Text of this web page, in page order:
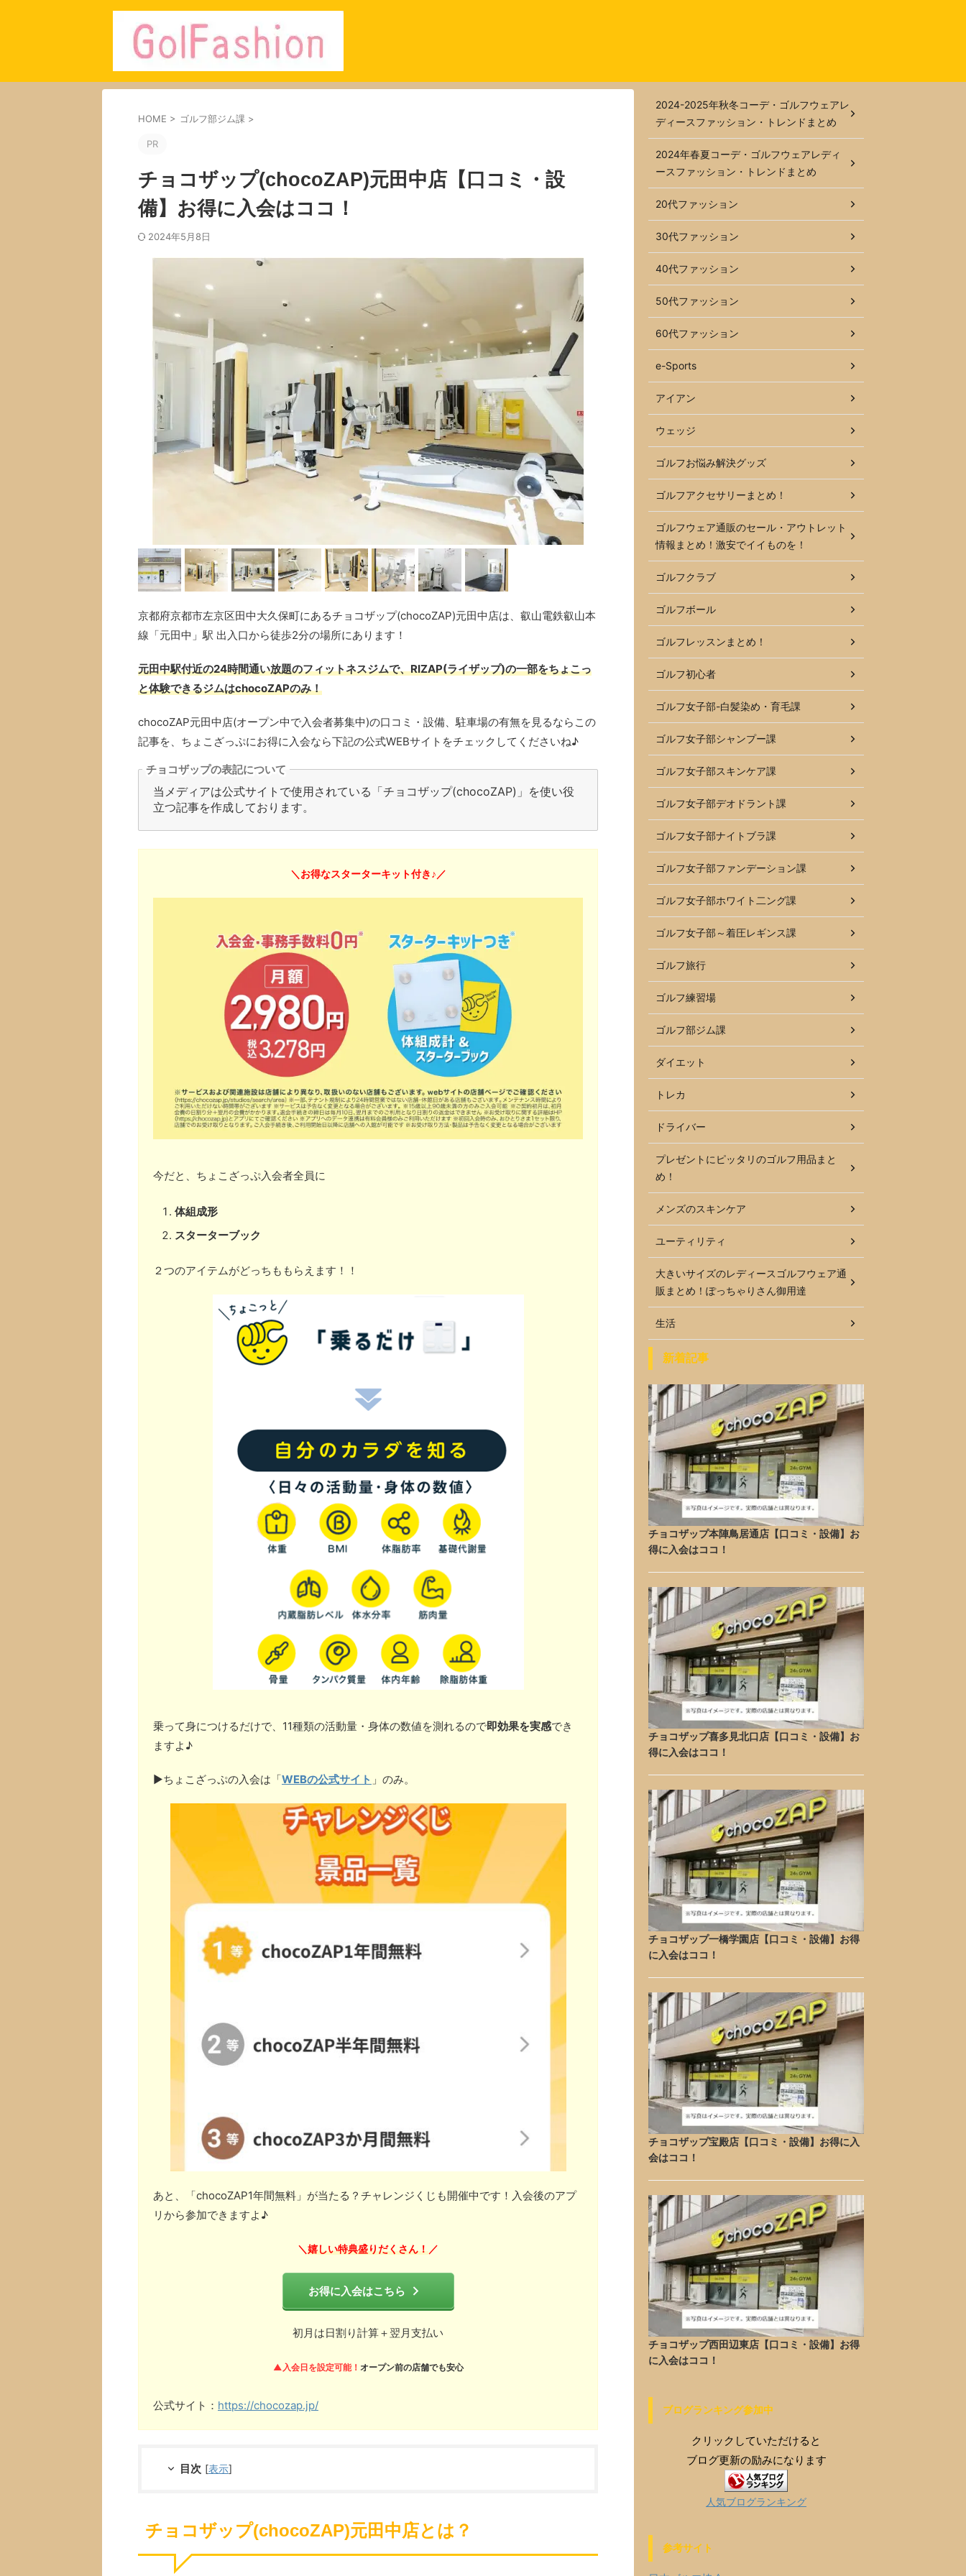
HOME > ゴルフ部ジム課 >
PR
チョコザップ(chocoZAP)元田中店【口コミ・設
備】お得に入会はココ！
2024年5月8日
京都府京都市左京区田中大久保町にあるチョコザップ(chocoZAP)元田中店は、叡山電鉄叡山本
線「元田中」駅 出入口から徒歩2分の場所にあります！
元田中駅付近の24時間通い放題のフィットネスジムで、RIZAP(ライザップ)の一部をちょこっ
と体験できるジムはchocoZAPのみ！
chocoZAP元田中店(オープン中で入会者募集中)の口コミ・設備、駐車場の有無を見るならこの
記事を、ちょこざっぷにお得に入会なら下記の公式WEBサイトをチェックしてくださいね♪
チョコザップの表記について
当メディアは公式サイトで使用されている「チョコザップ(chocoZAP)」を使い役
立つ記事を作成しております。
＼お得なスターターキット付き♪／
今だと、ちょこざっぷ入会者全員に
体組成形
スターターブック
２つのアイテムがどっちももらえます！！
乗って身につけるだけで、11種類の活動量・身体の数値を測れるので即効果を実感でき
ますよ♪
▶︎ちょこざっぷの入会は「WEBの公式サイト 」のみ。
あと、「chocoZAP1年間無料」が当たる？チャレンジくじも開催中です！入会後のアプ
リから参加できますよ♪
＼嬉しい特典盛りだくさん！ ／
お得に入会はこちら
初月は日割り計算＋翌月支払い
▲入会日を設定可能！ オープン前の店舗でも安心
公式サイト： https://chocozap.jp/
目次 [表示]
チョコザップ(chocoZAP)元田中店とは？
2024-2025年秋冬コーデ・ゴルフウェアレ
ディースファッション・トレンドまとめ
2024年春夏コーデ・ゴルフウェアレディ
ースファッション・トレンドまとめ
20代ファッション
30代ファッション
40代ファッション
50代ファッション
60代ファッション
e-Sports
アイアン
ウェッジ
ゴルフお悩み解決グッズ
ゴルフアクセサリーまとめ！
ゴルフウェア通販のセール・アウトレット
情報まとめ！激安でイイものを！
ゴルフクラブ
ゴルフボール
ゴルフレッスンまとめ！
ゴルフ初心者
ゴルフ女子部-白髪染め・育毛課
ゴルフ女子部シャンプー課
ゴルフ女子部スキンケア課
ゴルフ女子部デオドラント課
ゴルフ女子部ナイトブラ課
ゴルフ女子部ファンデーション課
ゴルフ女子部ホワイト二ング課
ゴルフ女子部～着圧レギンス課
ゴルフ旅行
ゴルフ練習場
ゴルフ部ジム課
ダイエット
トレカ
ドライバー
プレゼントにピッタリのゴルフ用品まと
め！
メンズのスキンケア
ユーティリティ
大きいサイズのレディースゴルフウェア通
販まとめ！ぽっちゃりさん御用達
生活
新着記事
チョコザップ本陣鳥居通店【口コミ・設備】お
得に入会はココ！
チョコザップ喜多見北口店【口コミ・設備】お
得に入会はココ！
チョコザップ一橋学園店【口コミ・設備】お得
に入会はココ！
チョコザップ宝殿店【口コミ・設備】お得に入
会はココ！
チョコザップ西田辺東店【口コミ・設備】お得
に入会はココ！
ブログランキング参加中
クリックしていただけると
ブログ更新の励みになります
人気ブログランキング
参考サイト